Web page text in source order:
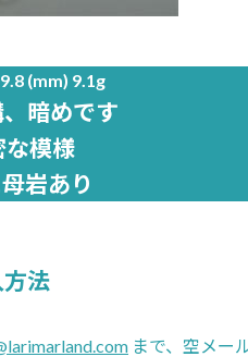
(mm) 9.1g
暗めです
な模様
岩あり
法
まで、空メー